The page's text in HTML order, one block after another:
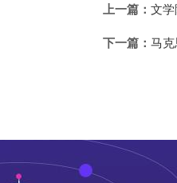
上一篇： 文
下一篇： 马